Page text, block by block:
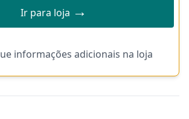
Ir para loja →
informações adicionais na loja